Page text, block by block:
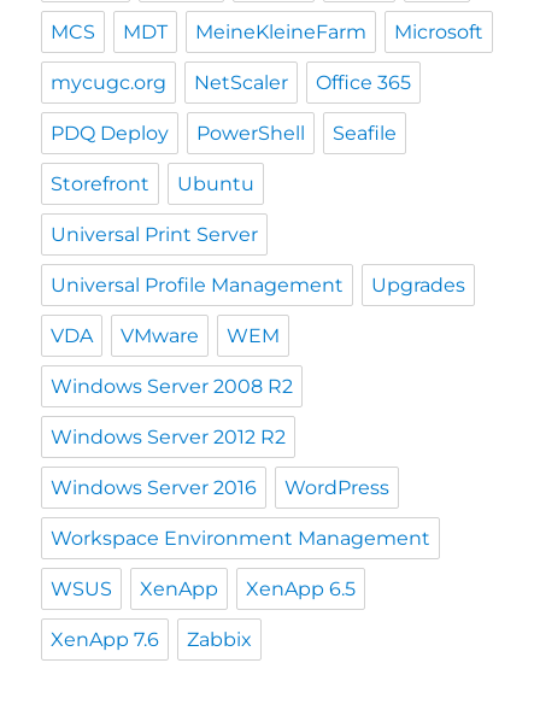
MCS MDT MeineKleineFarm Microsoft
mycugc.org NetScaler Office 365
PDQ Deploy PowerShell Seafile
Storefront Ubuntu
Universal Print Server
Universal Profile Management Upgrades
VDA VMware WEM
Windows Server 2008 R2
Windows Server 2012 R2
Windows Server 2016 WordPress
Workspace Environment Management
WSUS XenApp XenApp 6.5
XenApp 7.6 Zabbix